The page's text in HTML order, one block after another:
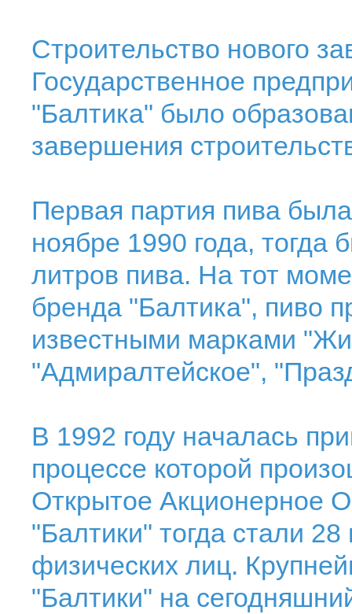
Строительство нового
Государственное
"Балтика" было
завершения
Первая партия пива
ноябре 1990 года, тогда
литров пива. На тот
бренда "Балтика", пиво
известными марками
"Адмиралтейское",
В 1992 году началась
процессе которой
Открытое Акционерное
"Балтики" тогда стали
физических лиц.
"Балтики" на